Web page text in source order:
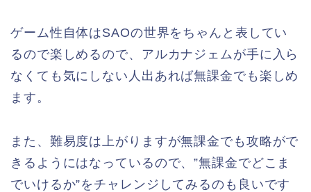
ゲーム性自体はSAOの世界をちゃんと表してい
るので楽しめるので、アルカナジェムが手に入ら
なくても気にしない人出あれば無課金でも楽しめ
ます。
また、難易度は上がりますが無課金でも攻略がで
きるようにはなっているので、”無課金でどこま
でいけるか”をチャレンジしてみるのも良いです